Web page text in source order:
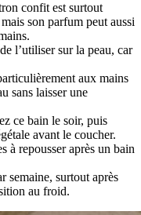
confit est surtout
son parfum peut aussi
l’utiliser sur la peau, car
aux mains
sans laisser une
ce bain le soir, puis
avant le coucher.
à repousser après un bain
semaine, surtout après
au froid.